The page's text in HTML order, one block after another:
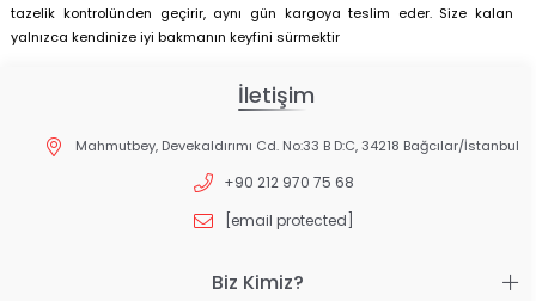
tazelik kontrolünden geçirir, aynı gün kargoya teslim eder. Size kalan
yalnızca kendinize iyi bakmanın keyfini sürmektir
İletişim
Mahmutbey, Devekaldırımı Cd. No:33 B D:C, 34218 Bağcılar/İstanbul
+90 212 970 75 68
[email protected]
Biz Kimiz?